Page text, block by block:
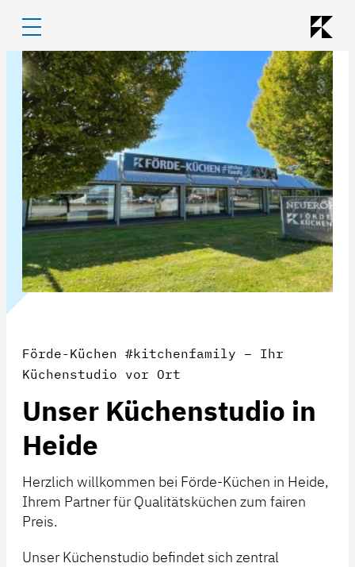
Förde-Küchen #kitchenfamily – Ihr
Küchenstudio vor Ort
Unser Küchenstudio in
Heide
Herzlich willkommen bei Förde-Küchen in Heide,
Ihrem Partner für Qualitätsküchen zum fairen
Preis.
Unser Küchenstudio befindet sich zentral